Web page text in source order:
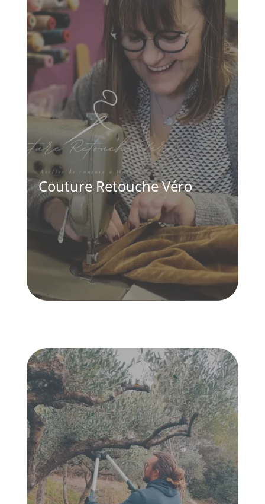
Couture Retouche Véro